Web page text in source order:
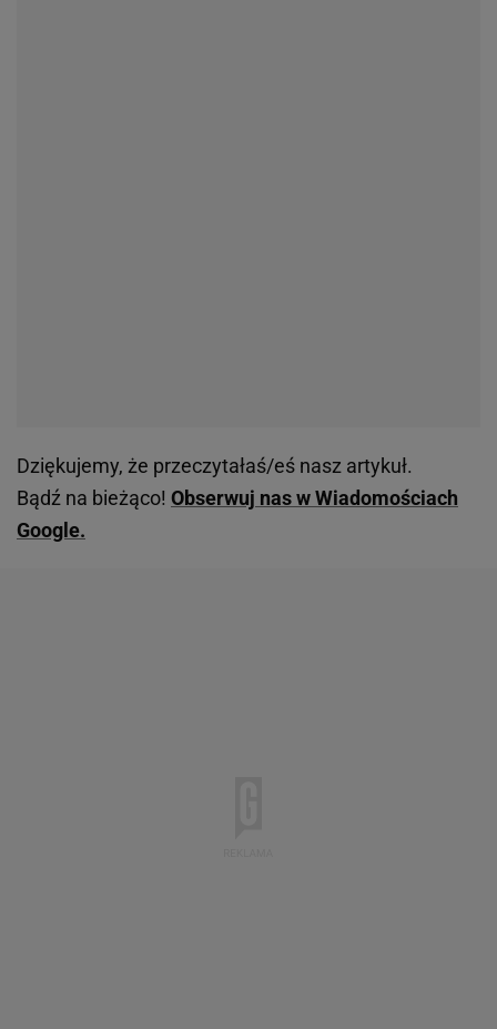
Dziękujemy, że przeczytałaś/eś nasz artykuł.
Bądź na bieżąco! Obserwuj nas w Wiadomościach
Google.